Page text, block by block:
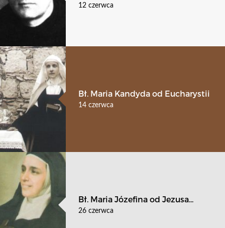
12 czerwca
Bł. Maria Kandyda od Eucharystii
14 czerwca
Bł. Maria Józefina od Jezusa...
26 czerwca